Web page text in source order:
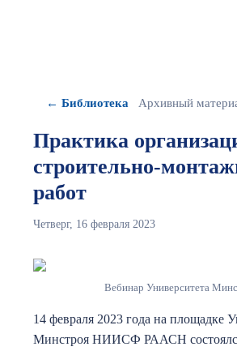
← Библиотека Архивный
Практика
строительно-
работ
Четверг, 16 февраля 2023
Вебинар Университета
14 февраля 2023 года на площадке
Минстроя НИИСФ РААСН